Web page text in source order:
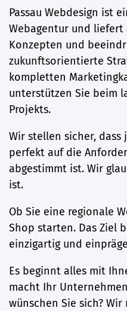
Passau Webdesign ist
Webagentur und liefert
Konzepten und
zukunftsorientierte
kompletten
unterstützen Sie beim
Projekts.
Wir stellen sicher, dass
perfekt auf die
abgestimmt ist. Wir
ist.
Ob Sie eine regionale
Shop starten. Das Ziel
einzigartig und
Es beginnt alles mit
macht Ihr
wünschen Sie sich?